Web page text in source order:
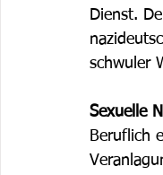
Dienst.
schwuler
Sexuelle
Beruflich